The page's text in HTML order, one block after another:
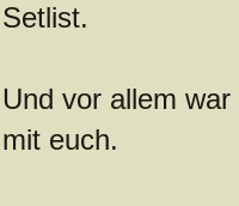
Setlist.
Und vor allem
mit euch.